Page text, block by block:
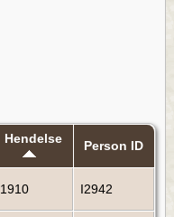
Hendelse Person ID
1910 I2942